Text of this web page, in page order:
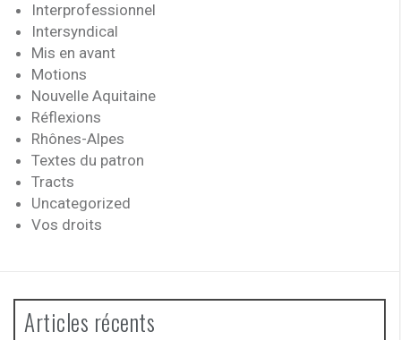
Interprofessionnel
Intersyndical
Mis en avant
Motions
Nouvelle Aquitaine
Réflexions
Rhônes-Alpes
Textes du patron
Tracts
Uncategorized
Vos droits
Articles récents